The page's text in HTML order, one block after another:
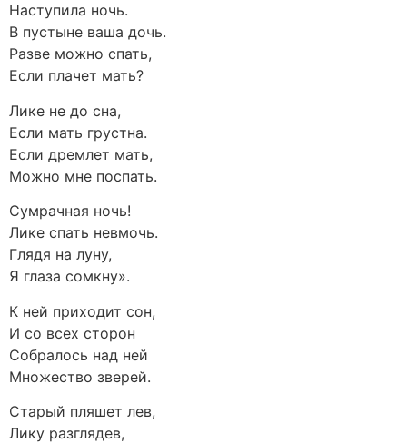
Наступила ночь.
В пустыне ваша дочь.
Разве можно спать,
Если плачет мать?
Лике не до сна,
Если мать грустна.
Если дремлет мать,
Можно мне поспать.
Сумрачная ночь!
Лике спать невмочь.
Глядя на луну,
Я глаза сомкну».
К ней приходит сон,
И со всех сторон
Собралось над ней
Множество зверей.
Старый пляшет лев,
Лику разглядев,